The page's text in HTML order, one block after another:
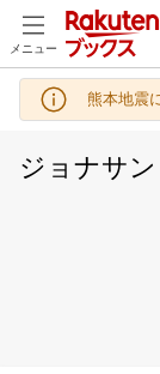
メニュー
熊本地震
ジョナサ